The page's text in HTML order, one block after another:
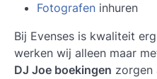
Fotografen inhuren
Bij Evenses is kwaliteit
werken wij alleen maar
DJ Joe boekingen zorgen